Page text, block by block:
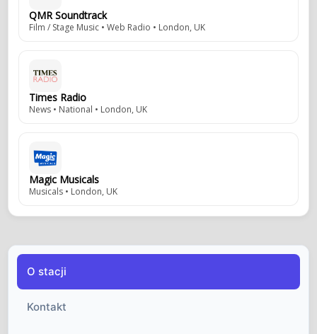
QMR Soundtrack
Film / Stage Music • Web Radio • London, UK
Times Radio
News • National • London, UK
Magic Musicals
Musicals • London, UK
O stacji
Kontakt